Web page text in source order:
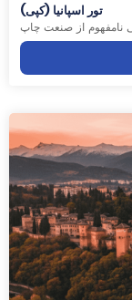
تور اسپانیا (کپی)
نامفهوم از صنعت چاپ